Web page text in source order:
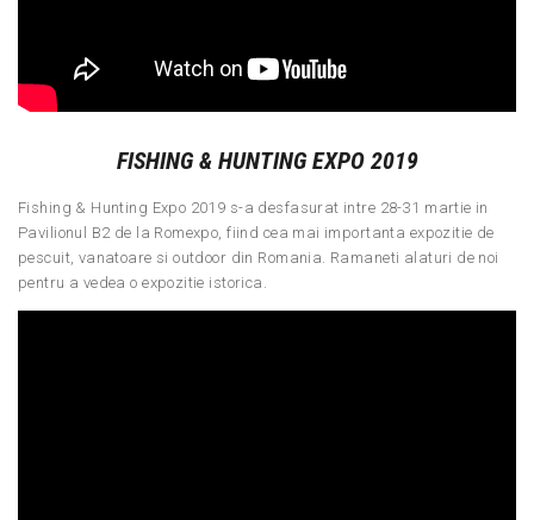
FISHING & HUNTING EXPO 2019
Fishing & Hunting Expo 2019 s-a desfasurat intre 28-31 martie in
Pavilionul B2 de la Romexpo, fiind cea mai importanta expozitie de
pescuit, vanatoare si outdoor din Romania. Ramaneti alaturi de noi
pentru a vedea o expozitie istorica.